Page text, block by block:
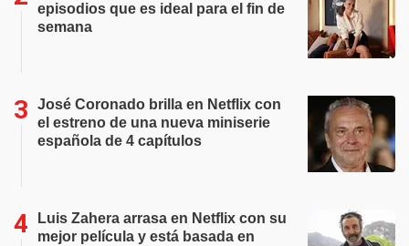
episodios que es ideal para el fin de
semana
José Coronado brilla en Netflix con
el estreno de una nueva miniserie
española de 4 capítulos
Luis Zahera arrasa en Netflix con su
mejor película y está basada en